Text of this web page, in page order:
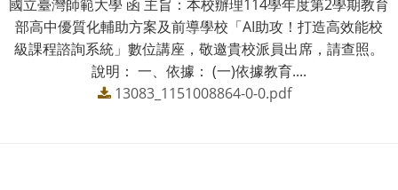
國立臺灣師範大學 函 主旨：本校辦理114學年度第2學期教育
部高中優質化輔助方案及前導學校「AI助攻！打造高效能校
級課程諮詢系統」數位講座，敬邀貴校派員出席，請查照。
說明： 一、依據： (一)依據教育....
13083_1151008864-0-0.pdf